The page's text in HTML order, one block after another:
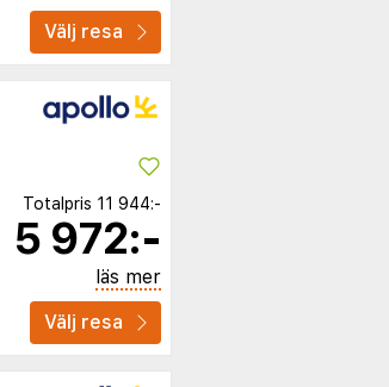
Välj resa
Totalpris 11 944:-
5 972:-
läs mer
Välj resa